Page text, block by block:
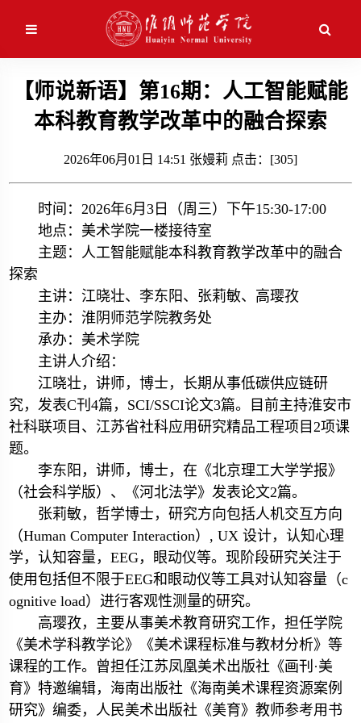
应用维护中！
【师说新语】第16期：人工智能赋能
本科教育教学改革中的融合探索
2026年06月01日 14:51 张嫚莉 点击：[305]
时间：2026年6月3日（周三）下午15:30-17:00
地点：美术学院一楼接待室
主题：人工智能赋能本科教育教学改革中的融合
探索
主讲：江晓壮、李东阳、张莉敏、高璎孜
主办：淮阴师范学院教务处
承办：美术学院
主讲人介绍：
江晓壮，讲师，博士，长期从事低碳供应链研
究，发表C刊4篇，SCI/SSCI论文3篇。目前主持淮安市
社科联项目、江苏省社科应用研究精品工程项目2项课
题。
李东阳，讲师，博士，在《北京理工大学学报》
（社会科学版）、《河北法学》发表论文2篇。
张莉敏，哲学博士，研究方向包括人机交互方向
（Human Computer Interaction）, UX 设计，认知心理
学，认知容量，EEG，眼动仪等。现阶段研究关注于
使用包括但不限于EEG和眼动仪等工具对认知容量（c
ognitive load）进行客观性测量的研究。
高璎孜，主要从事美术教育研究工作，担任学院
《美术学科教学论》《美术课程标准与教材分析》等
课程的工作。曾担任江苏凤凰美术出版社《画刊·美
育》特邀编辑，海南出版社《海南美术课程资源案例
研究》编委，人民美术出版社《美育》教师参考用书